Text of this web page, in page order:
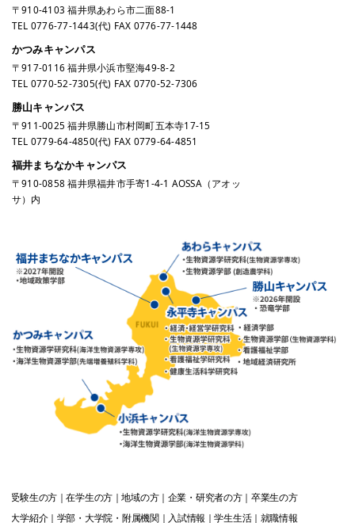
〒910-4103 福井県あわら市二面88-1
TEL 0776-77-1443(代) FAX 0776-77-1448
かつみキャンパス
〒917-0116 福井県小浜市堅海49-8-2
TEL 0770-52-7305(代) FAX 0770-52-7306
勝山キャンパス
〒911-0025 福井県勝山市村岡町五本寺17-15
TEL 0779-64-4850(代) FAX 0779-64-4851
福井まちなかキャンパス
〒910-0858 福井県福井市手寄1-4-1 AOSSA（アオッ
サ）内
受験生の方 在学生の方 地域の方 企業・研究者の方 卒業生の方
大学紹介
学部・大学院・附属機関 入試情報 学生生活 就職情報